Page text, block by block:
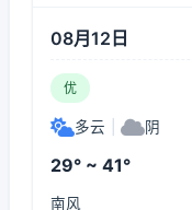
08月12日
优
多云 阴
29° ~ 41°
南风